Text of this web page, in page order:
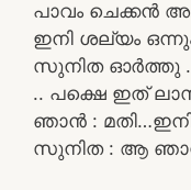
പാവം ചെക്കൻ
ഇനി ശല്യം
സുനിത ഓർത്തു
.. പക്ഷെ ഇത്
ഞാൻ : മതി…ഇനി
സുനിത : ആ ഞാൻ